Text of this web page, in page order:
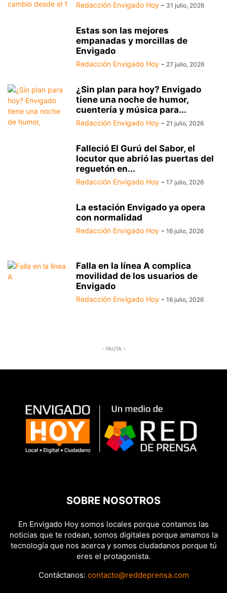
Redacción Envigado Hoy - 31 julio, 2026
Estas son las mejores
empanadas y morcillas de
Envigado
Redacción Envigado Hoy - 27 julio, 2026
¿Sin plan para hoy? Envigado
tiene una noche de humor,
cuentería y música para...
Redacción Envigado Hoy - 21 julio, 2026
Falleció El Gurú del Sabor, el
locutor que abrió las puertas del
reguetón en...
Redacción Envigado Hoy - 17 julio, 2026
La estación Envigado ya opera
con normalidad
Redacción Envigado Hoy - 16 julio, 2026
Falla en la línea A complica
movilidad de los usuarios de
Envigado
Redacción Envigado Hoy - 16 julio, 2026
- PAUTA -
SOBRE NOSOTROS
En Envigado Hoy somos locales porque contamos las
noticias que te rodean, somos digitales porque amamos la
tecnología que nos acerca y somos ciudadanos porque tú
eres el protagonista.
Contáctanos: contacto@reddeprensa.com